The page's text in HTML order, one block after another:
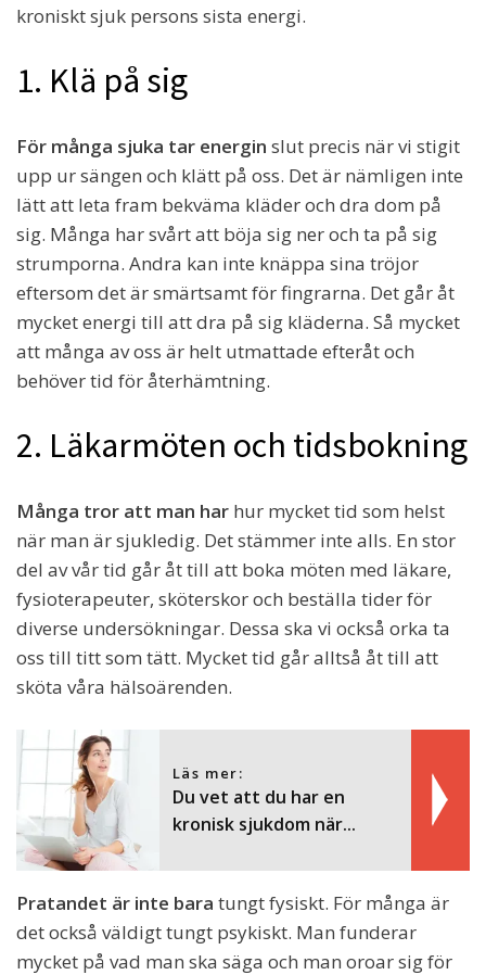
kroniskt sjuk persons sista energi.
1. Klä på sig
För många sjuka tar energin slut precis när vi stigit
upp ur sängen och klätt på oss. Det är nämligen inte
lätt att leta fram bekväma kläder och dra dom på
sig. Många har svårt att böja sig ner och ta på sig
strumporna. Andra kan inte knäppa sina tröjor
eftersom det är smärtsamt för fingrarna. Det går åt
mycket energi till att dra på sig kläderna. Så mycket
att många av oss är helt utmattade efteråt och
behöver tid för återhämtning.
2. Läkarmöten och tidsbokning
Många tror att man har hur mycket tid som helst
när man är sjukledig. Det stämmer inte alls. En stor
del av vår tid går åt till att boka möten med läkare,
fysioterapeuter, sköterskor och beställa tider för
diverse undersökningar. Dessa ska vi också orka ta
oss till titt som tätt. Mycket tid går alltså åt till att
sköta våra hälsoärenden.
Läs mer:
Du vet att du har en
kronisk sjukdom när...
Pratandet är inte bara tungt fysiskt. För många är
det också väldigt tungt psykiskt. Man funderar
mycket på vad man ska säga och man oroar sig för